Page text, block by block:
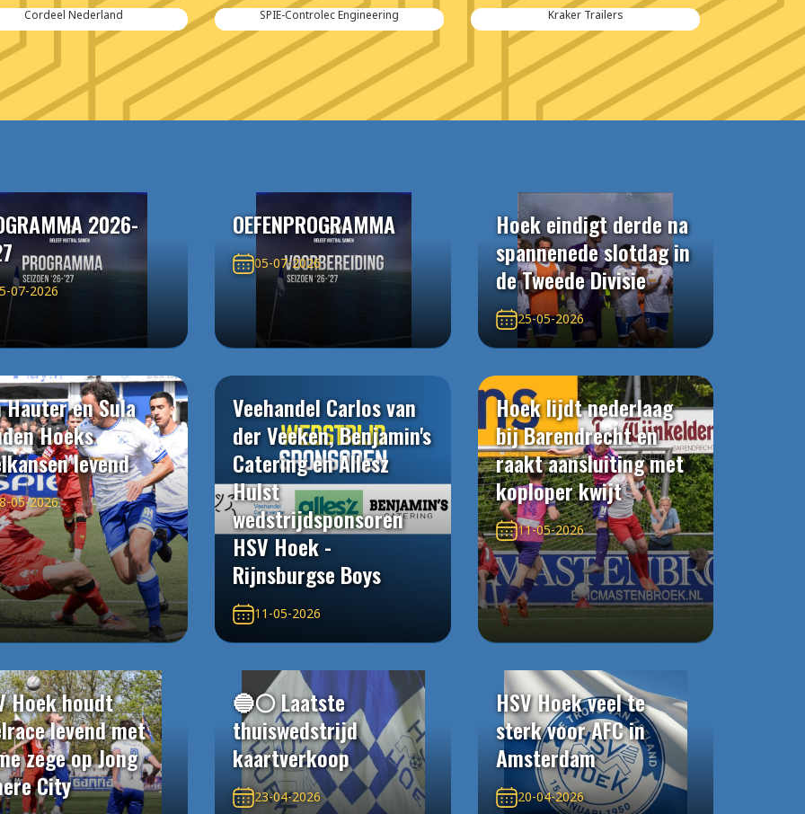
Cordeel Nederland SPIE-Controlec Engineering Kraker Trailers
2026-
07-2026
OEFENPROGRAMMA
05-07-2026
Hoek eindigt derde na
spannenede slotdag in
de Tweede Divisie
25-05-2026
Hauter en Sula
Hoeks
levend
05-2026
Veehandel Carlos van
der Veeken, Benjamin's
Catering en Allesz
Hulst
wedstrijdsponsoren
HSV Hoek -
Rijnsburgse Boys
11-05-2026
Hoek lijdt nederlaag
bij Barendrecht en
raakt aansluiting met
koploper kwijt
11-05-2026
Hoek houdt
levend met
zege op Jong
City
🔵⚪️ Laatste
thuiswedstrijd
kaartverkoop
23-04-2026
HSV Hoek veel te
sterk voor AFC in
Amsterdam
20-04-2026